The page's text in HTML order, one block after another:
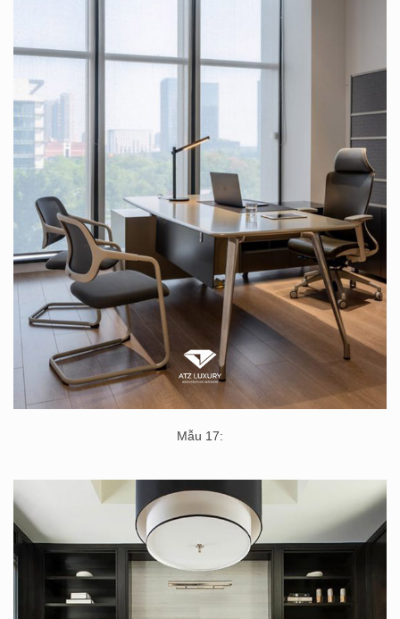
Mẫu 17: